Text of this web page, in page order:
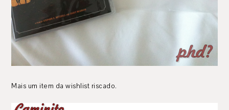
Mais um item da wishlist riscado.